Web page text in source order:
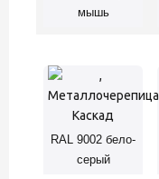
мышь
RAL 9002 бело-
серый